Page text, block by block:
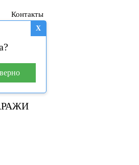
Контакты
(599)
78-45
X